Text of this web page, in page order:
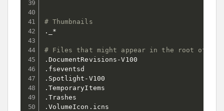
# Thumbnails
._*
# Files that might appear in the root of a
.DocumentRevisions-V100
.fseventsd
.Spotlight-V100
.TemporaryItems
.Trashes
.VolumeIcon.icns